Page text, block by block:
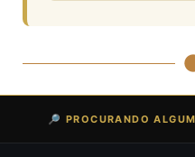
🔎 PROCURANDO